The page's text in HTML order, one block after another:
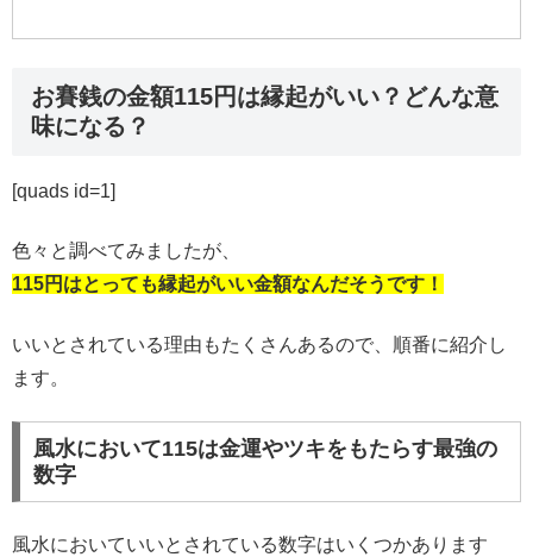
お賽銭の金額115円は縁起がいい？どんな意
味になる？
[quads id=1]
色々と調べてみましたが、
115円はとっても縁起がいい金額なんだそうです！
いいとされている理由もたくさんあるので、順番に紹介し
ます。
風水において115は金運やツキをもたらす最強の
数字
風水においていいとされている数字はいくつかあります